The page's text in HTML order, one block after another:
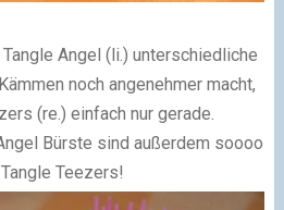
Angel (li.) unterschiedliche
noch angenehmer macht,
(re.) einfach nur gerade.
Bürste sind außerdem soooo
Teezers!